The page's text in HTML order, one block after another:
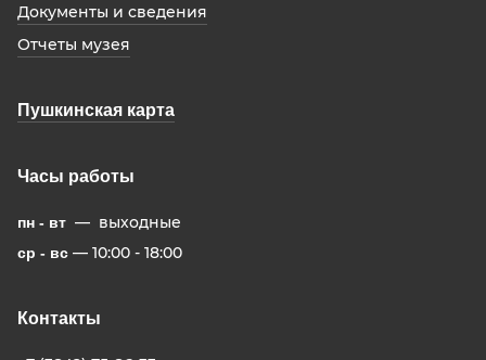
Документы и сведения
Отчеты музея
Пушкинская карта
Часы работы
пн - вт — выходные
ср - вс — 10:00 - 18:00
Контакты